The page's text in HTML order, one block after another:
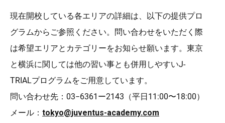
現在開校している各エリアの詳細は、以下の提供プロ
グラムからご参照ください。問い合わせをいただく際
は希望エリアとカテゴリーをお知らせ願います。東京
と横浜に関しては他の習い事とも併用しやすいJ-
TRIALプログラムをご用意しています。
問い合わせ先：03−6361ー2143（平日11:00〜18:00）
メール： tokyo@juventus-academy.com